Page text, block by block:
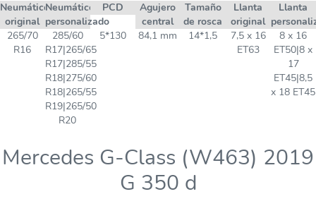
Neumático
original
Neumático
personalizado
PCD
Agujero
central
Tamaño
de rosca
Llanta
original
Llanta
265/70
R16
285/60
R17|265/65
R17|285/55
R18|275/60
R18|265/55
R19|265/50
R20
5*130 84,1 mm 14*1,5
7,5 x 16
ET63
8 x 16
ET50|8 x
17
ET45|8,5
x 18 ET45
Mercedes G-Class (W463) 2019
G 350 d